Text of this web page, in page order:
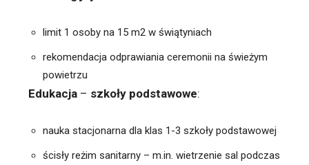
limit 1 osoby na 15 m2 w świątyniach
rekomendacja odprawiania ceremonii na świeżym
powietrzu
Edukacja – szkoły podstawowe:
nauka stacjonarna dla klas 1-3 szkoły podstawowej
ścisły reżim sanitarny – m.in. wietrzenie sal podczas